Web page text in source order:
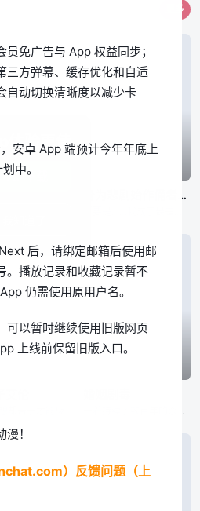
体验更佳
立即下载
更多
身为悲剧始作俑者的最强邪恶BOSS女王为民竭心尽力。 第二季
干着持续了数百年的杀手行当“用毒人”的青年·下吕。对于干着暗中的工作，不擅长应对女性的他来说结婚并不是必须要做的东西。然而，为了不让“用毒人”的血脉断绝，老家通知他的妹妹要强制让她生下继承人。就在这时
免广告与 App 权益同步；
三方弹幕、缓存优化和自适
自动切换清晰度以减少卡
安卓 App 端预计今年年底上
中。
后，请绑定邮箱后使用邮
。播放记录和收藏记录暂不
仍需使用原用户名。
可以暂时继续使用旧版网页
上线前保留旧版入口。
！
）反馈问题（上